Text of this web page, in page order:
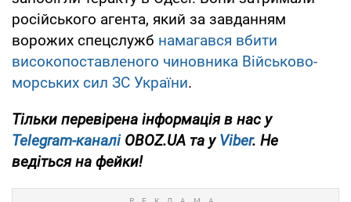
російського агента, який за завданням
ворожих спецслужб намагався вбити
високопоставленого чиновника Військово-
морських сил ЗС України.
Тільки перевірена інформація в нас у
Telegram-каналіOBOZ.UA та уViber. Не
ведіться на фейки!